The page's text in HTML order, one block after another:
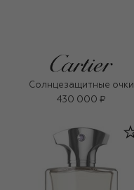
Солнцезащитные очки
430 000 ₽